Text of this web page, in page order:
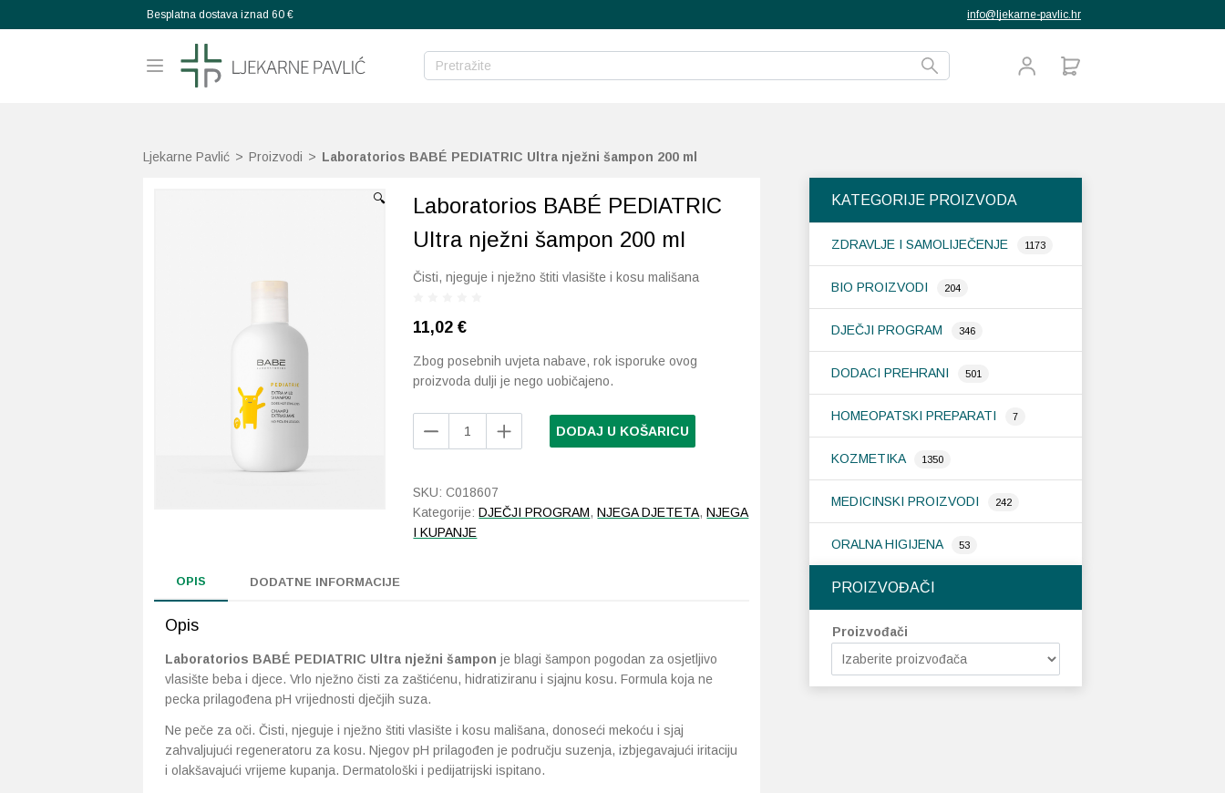
Besplatna dostava iznad 60 € info@ljekarne-pavlic.hr
Ljekarne Pavlić > Proizvodi > Laboratorios BABÉ PEDIATRIC Ultra nježni šampon 200 ml
KATEGORIJE PROIZVODA
ZDRAVLJE I SAMOLIJEČENJE 1173
BIO PROIZVODI 204
DJEČJI PROGRAM 346
DODACI PREHRANI 501
HOMEOPATSKI PREPARATI 7
KOZMETIKA 1350
MEDICINSKI PROIZVODI 242
ORALNA HIGIJENA 53
PROIZVOĐAČI
Proizvođači
🔍
Laboratorios BABÉ PEDIATRIC
Ultra nježni šampon 200 ml
Čisti, njeguje i nježno štiti vlasište i kosu mališana
11,02€
Zbog posebnih uvjeta nabave, rok isporuke ovog
proizvoda dulji je nego uobičajeno.
šampon
200
DODAJ U KOŠARICU
SKU:C018607
Kategorije:DJEČJI PROGRAM,NJEGA DJETETA,NJEGA
I KUPANJE
OPIS DODATNE INFORMACIJE
Opis
Laboratorios BABÉ PEDIATRIC Ultra nježni šampon je blagi šampon pogodan za osjetljivo
vlasište beba i djece. Vrlo nježno čisti za zaštićenu, hidratiziranu i sjajnu kosu. Formula koja ne
pecka prilagođena pH vrijednosti dječjih suza.
Ne peče za oči. Čisti, njeguje i nježno štiti vlasište i kosu mališana, donoseći mekoću i sjaj
zahvaljujući regeneratoru za kosu. Njegov pH prilagođen je području suzenja, izbjegavajući iritaciju
i olakšavajući vrijeme kupanja. Dermatološki i pedijatrijski ispitano.